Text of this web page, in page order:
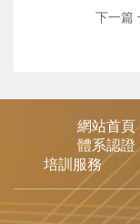
下一篇
網站首頁
體系認證
培訓服務